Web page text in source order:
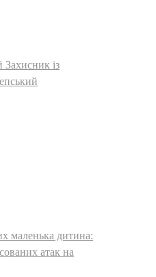
Захисник із
маленька дитина:
атак на